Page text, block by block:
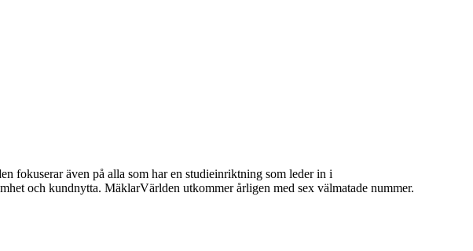
fokuserar även på alla som har en studieinriktning som leder in i
och kundnytta. MäklarVärlden utkommer årligen med sex välmatade nummer.